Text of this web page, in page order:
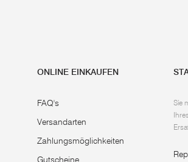
ONLINE EINKAUFEN
FAQ's
Versandarten
Zahlungsmöglichkeiten
Gutscheine
Sie